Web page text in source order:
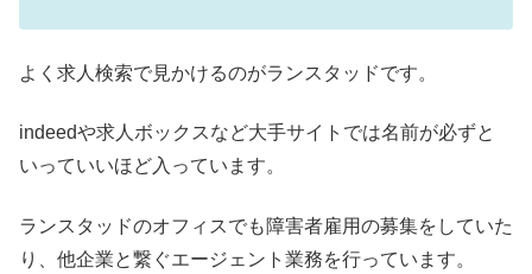
よく求人検索で見かけるのがランスタッドです。
indeedや求人ボックスなど大手サイトでは名前が必ずと
いっていいほど入っています。
ランスタッドのオフィスでも障害者雇用の募集をしていた
り、他企業と繋ぐエージェント業務を行っています。